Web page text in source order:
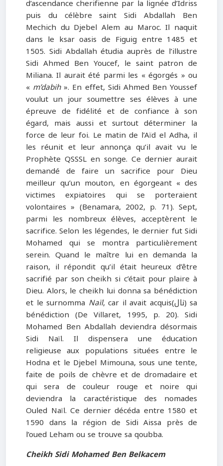
d’ascendance cherifienne par la lignée d’Idriss
puis du célèbre saint Sidi Abdallah Ben
Mechich du Djebel Alem au Maroc. Il naquit
dans le ksar oasis de Figuig entre 1485 et
1505. Sidi Abdallah étudia auprès de l’illustre
Sidi Ahmed Ben Youcef, le saint patron de
Miliana. Il aurait été parmi les « égorgés » ou
« m’dabih». En effet, Sidi Ahmed Ben Youssef
voulut un jour soumettre ses élèves à une
épreuve de fidélité et de confiance à son
égard, mais aussi et surtout déterminer la
force de leur foi. Le matin de l’Aïd el Adha, il
les réunit et leur annonça qu’il avait vu le
Prophète QSSSL en songe. Ce dernier aurait
demandé de faire un sacrifice pour Dieu
meilleur qu’un mouton, en égorgeant « des
victimes expiatoires qui se porteraient
volontaires » (Benamara, 2002, p. 71). Sept,
parmi les nombreux élèves, acceptèrent le
sacrifice. Selon les légendes, le dernier fut Sidi
Mohamed qui se montra particulièrement
serein. Quand le maître lui en demanda la
raison, il répondit qu’il était heureux d’être
sacrifié par son cheikh si c’était pour plaire à
Dieu. Alors, le cheikh lui donna sa bénédiction
et le surnomma Naïl, car il avait acquis(نال) sa
bénédiction (De Villaret, 1995, p. 20). Sidi
Mohamed Ben Abdallah deviendra désormais
Sidi Naïl. Il dispensera une éducation
religieuse aux populations situées entre le
Hodna et le Djebel Mimouna, sous une tente,
faite de poils de chèvre et de dromadaire et
qui sera de couleur rouge et noire qui
deviendra la caractéristique des nomades
Ouled Naïl. Ce dernier décéda entre 1580 et
1590 dans la région de Sidi Aissa près de
l’oued Leham ou se trouve sa qoubba.
Cheikh Sidi Mohamed Ben Belkacem